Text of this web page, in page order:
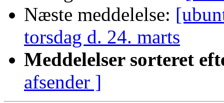
Næste meddelelse:
torsdag d. 24. marts
Meddelelser sorteret
afsender ]